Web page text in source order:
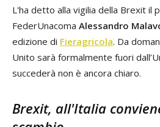
L'ha detto alla vigilia della Brexit il
FederUnacoma Alessandro
edizione di Fieragricola. Da
Unito sarà formalmente fuori
succederà non è ancora chiaro.
Brexit, all'Italia